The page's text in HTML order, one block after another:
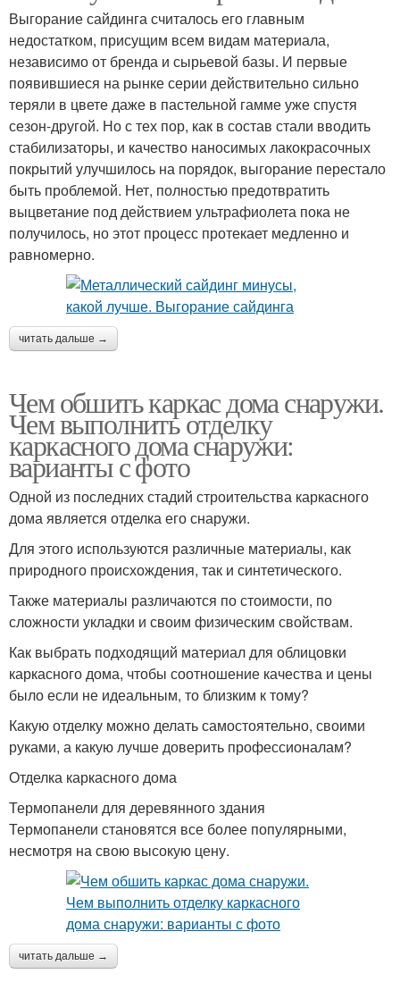
Выгорание сайдинга считалось его главным
недостатком, присущим всем видам материала,
независимо от бренда и сырьевой базы. И первые
появившиеся на рынке серии действительно сильно
теряли в цвете даже в пастельной гамме уже спустя
сезон-другой. Но с тех пор, как в состав стали вводить
стабилизаторы, и качество наносимых лакокрасочных
покрытий улучшилось на порядок, выгорание перестало
быть проблемой. Нет, полностью предотвратить
выцветание под действием ультрафиолета пока не
получилось, но этот процесс протекает медленно и
равномерно.
читать дальше →
Чем обшить каркас дома снаружи.
Чем выполнить отделку
каркасного дома снаружи:
варианты с фото
Одной из последних стадий строительства каркасного
дома является отделка его снаружи.
Для этого используются различные материалы, как
природного происхождения, так и синтетического.
Также материалы различаются по стоимости, по
сложности укладки и своим физическим свойствам.
Как выбрать подходящий материал для облицовки
каркасного дома, чтобы соотношение качества и цены
было если не идеальным, то близким к тому?
Какую отделку можно делать самостоятельно, своими
руками, а какую лучше доверить профессионалам?
Отделка каркасного дома
Термопанели для деревянного здания
Термопанели становятся все более популярными,
несмотря на свою высокую цену.
читать дальше →